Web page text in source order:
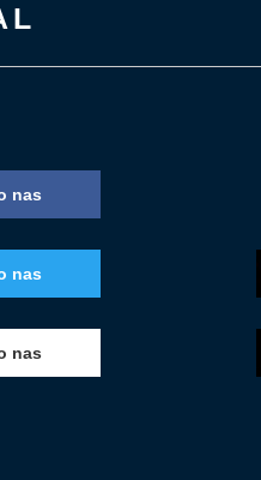
nas
nas
nas